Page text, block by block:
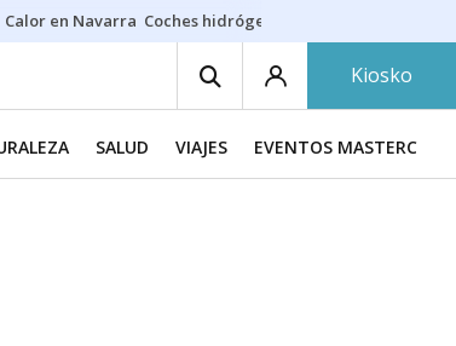
Calor en Navarra Coches hidrógeno
Kiosko
SALUD VIAJES EVENTOS MASTERCHEF